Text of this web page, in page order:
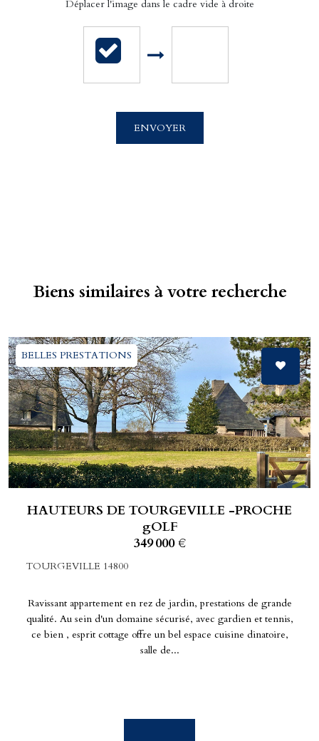
APPELER
Déplacer l'image dans le cadre vide à droite
ENVOYER
Biens similaires à votre recherche
BELLES PRESTATIONS
HAUTEURS DE TOURGEVILLE -PROCHE
gOLF
349 000 €
TOURGEVILLE 14800
Ravissant appartement en rez de jardin, prestations de grande
qualité. Au sein d'un domaine sécurisé, avec gardien et tennis,
ce bien , esprit cottage offre un bel espace cuisine dinatoire,
salle de...